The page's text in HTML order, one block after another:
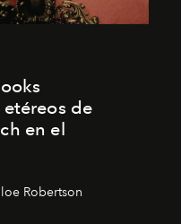
de
en el
Robertson